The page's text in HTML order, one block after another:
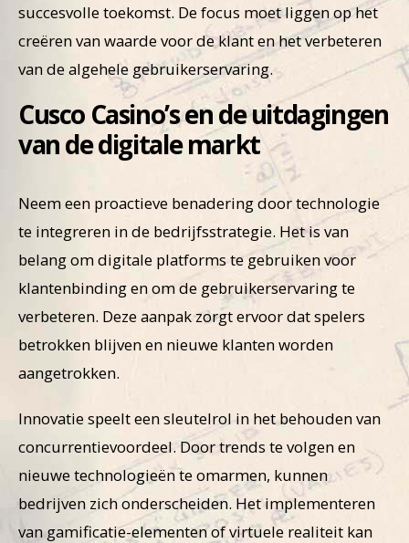
succesvolle toekomst. De focus moet liggen op het
creëren van waarde voor de klant en het verbeteren
van de algehele gebruikerservaring.
Cusco Casino’s en de uitdagingen
van de digitale markt
Neem een proactieve benadering door technologie
te integreren in de bedrijfsstrategie. Het is van
belang om digitale platforms te gebruiken voor
klantenbinding en om de gebruikerservaring te
verbeteren. Deze aanpak zorgt ervoor dat spelers
betrokken blijven en nieuwe klanten worden
aangetrokken.
Innovatie speelt een sleutelrol in het behouden van
concurrentievoordeel. Door trends te volgen en
nieuwe technologieën te omarmen, kunnen
bedrijven zich onderscheiden. Het implementeren
van gamificatie-elementen of virtuele realiteit kan